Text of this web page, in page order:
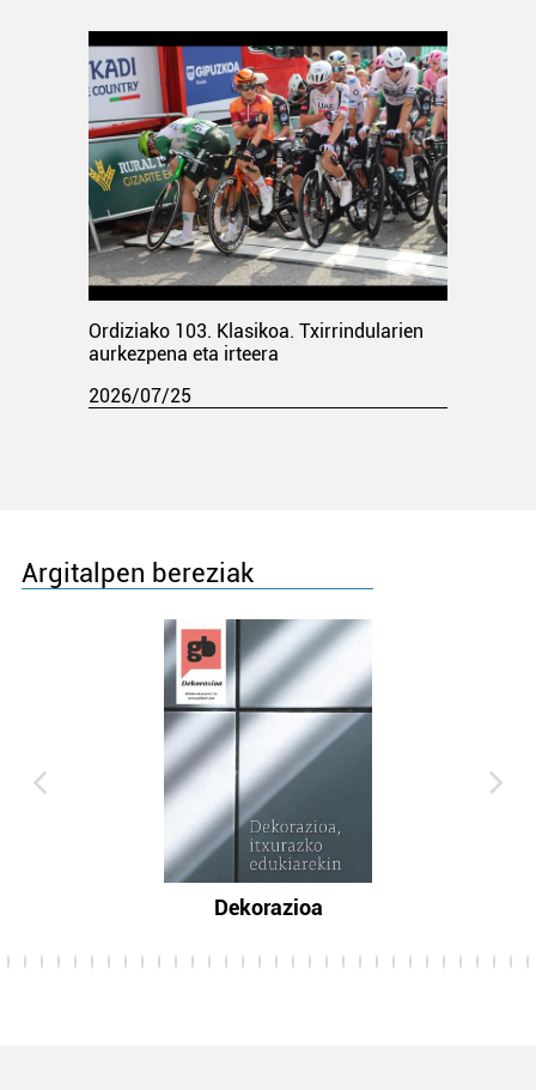
Ordiziako 103. Klasikoa. Txirrindularien
aurkezpena eta irteera
2026/07/25
Argitalpen bereziak
Dekorazioa